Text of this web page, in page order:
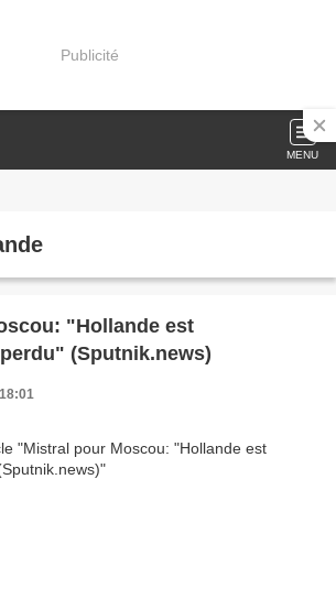
Publicité
MENU
"Hollande est
(Sputnik.news)